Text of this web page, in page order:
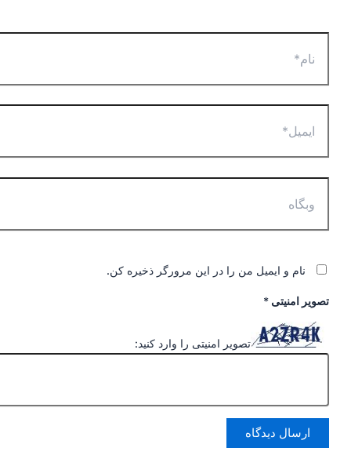
نام و ایمیل من را در این مرورگر ذخیره کن.
تصویر امنیتی *
تصویر امنیتی را وارد کنید: